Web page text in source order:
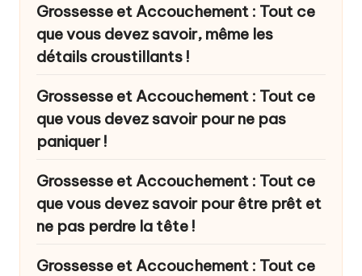
Grossesse et Accouchement : Tout ce
que vous devez savoir, même les
détails croustillants !
Grossesse et Accouchement : Tout ce
que vous devez savoir pour ne pas
paniquer !
Grossesse et Accouchement : Tout ce
que vous devez savoir pour être prêt et
ne pas perdre la tête !
Grossesse et Accouchement : Tout ce